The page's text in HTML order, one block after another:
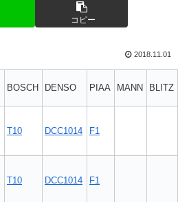
コピー
2018.11.01
BOSCH DENSO PIAA MANN BLITZ
T10 DCC1014 F1
T10 DCC1014 F1